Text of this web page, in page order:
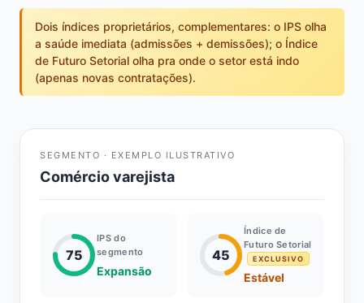
Dois índices proprietários, complementares: o IPS olha
a saúde imediata (admissões + demissões); o Índice
de Futuro Setorial olha pra onde o setor está indo
(apenas novas contratações).
SEGMENTO · EXEMPLO ILUSTRATIVO
Comércio varejista
75
IPS do
segmento
Expansão
45
Índice de
Futuro Setorial
EXCLUSIVO
Estável